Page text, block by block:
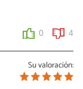
0 4
Su valoración: